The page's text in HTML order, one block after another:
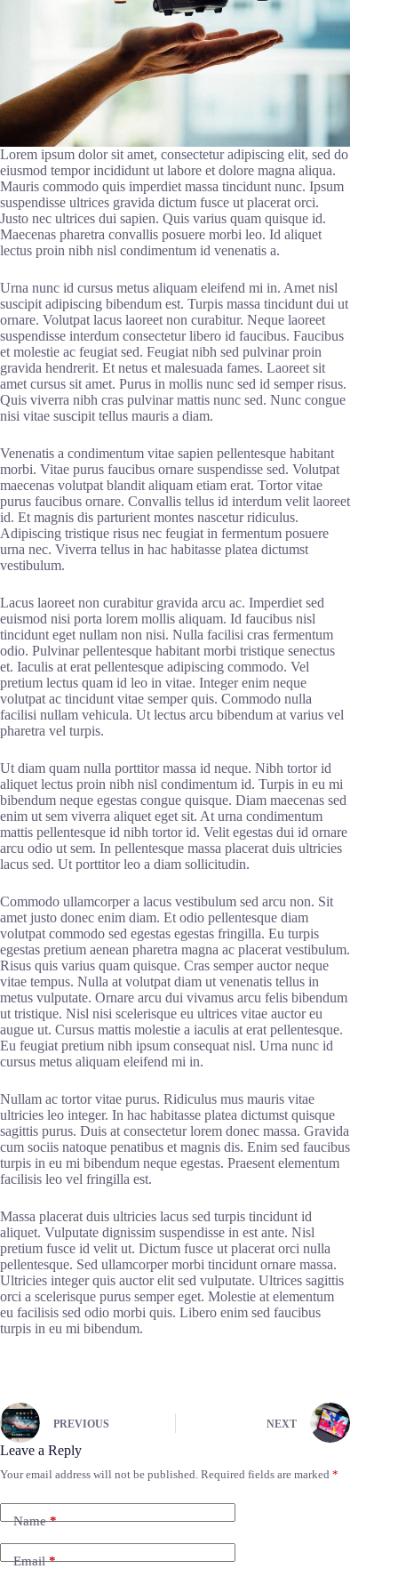
Lorem ipsum dolor sit amet, consectetur adipiscing elit, sed do
eiusmod tempor incididunt ut labore et dolore magna aliqua.
Mauris commodo quis imperdiet massa tincidunt nunc. Ipsum
suspendisse ultrices gravida dictum fusce ut placerat orci.
Justo nec ultrices dui sapien. Quis varius quam quisque id.
Maecenas pharetra convallis posuere morbi leo. Id aliquet
lectus proin nibh nisl condimentum id venenatis a.
Urna nunc id cursus metus aliquam eleifend mi in. Amet nisl
suscipit adipiscing bibendum est. Turpis massa tincidunt dui ut
ornare. Volutpat lacus laoreet non curabitur. Neque laoreet
suspendisse interdum consectetur libero id faucibus. Faucibus
et molestie ac feugiat sed. Feugiat nibh sed pulvinar proin
gravida hendrerit. Et netus et malesuada fames. Laoreet sit
amet cursus sit amet. Purus in mollis nunc sed id semper risus.
Quis viverra nibh cras pulvinar mattis nunc sed. Nunc congue
nisi vitae suscipit tellus mauris a diam.
Venenatis a condimentum vitae sapien pellentesque habitant
morbi. Vitae purus faucibus ornare suspendisse sed. Volutpat
maecenas volutpat blandit aliquam etiam erat. Tortor vitae
purus faucibus ornare. Convallis tellus id interdum velit laoreet
id. Et magnis dis parturient montes nascetur ridiculus.
Adipiscing tristique risus nec feugiat in fermentum posuere
urna nec. Viverra tellus in hac habitasse platea dictumst
vestibulum.
Lacus laoreet non curabitur gravida arcu ac. Imperdiet sed
euismod nisi porta lorem mollis aliquam. Id faucibus nisl
tincidunt eget nullam non nisi. Nulla facilisi cras fermentum
odio. Pulvinar pellentesque habitant morbi tristique senectus
et. Iaculis at erat pellentesque adipiscing commodo. Vel
pretium lectus quam id leo in vitae. Integer enim neque
volutpat ac tincidunt vitae semper quis. Commodo nulla
facilisi nullam vehicula. Ut lectus arcu bibendum at varius vel
pharetra vel turpis.
Ut diam quam nulla porttitor massa id neque. Nibh tortor id
aliquet lectus proin nibh nisl condimentum id. Turpis in eu mi
bibendum neque egestas congue quisque. Diam maecenas sed
enim ut sem viverra aliquet eget sit. At urna condimentum
mattis pellentesque id nibh tortor id. Velit egestas dui id ornare
arcu odio ut sem. In pellentesque massa placerat duis ultricies
lacus sed. Ut porttitor leo a diam sollicitudin.
Commodo ullamcorper a lacus vestibulum sed arcu non. Sit
amet justo donec enim diam. Et odio pellentesque diam
volutpat commodo sed egestas egestas fringilla. Eu turpis
egestas pretium aenean pharetra magna ac placerat vestibulum.
Risus quis varius quam quisque. Cras semper auctor neque
vitae tempus. Nulla at volutpat diam ut venenatis tellus in
metus vulputate. Ornare arcu dui vivamus arcu felis bibendum
ut tristique. Nisl nisi scelerisque eu ultrices vitae auctor eu
augue ut. Cursus mattis molestie a iaculis at erat pellentesque.
Eu feugiat pretium nibh ipsum consequat nisl. Urna nunc id
cursus metus aliquam eleifend mi in.
Nullam ac tortor vitae purus. Ridiculus mus mauris vitae
ultricies leo integer. In hac habitasse platea dictumst quisque
sagittis purus. Duis at consectetur lorem donec massa. Gravida
cum sociis natoque penatibus et magnis dis. Enim sed faucibus
turpis in eu mi bibendum neque egestas. Praesent elementum
facilisis leo vel fringilla est.
Massa placerat duis ultricies lacus sed turpis tincidunt id
aliquet. Vulputate dignissim suspendisse in est ante. Nisl
pretium fusce id velit ut. Dictum fusce ut placerat orci nulla
pellentesque. Sed ullamcorper morbi tincidunt ornare massa.
Ultricies integer quis auctor elit sed vulputate. Ultrices sagittis
orci a scelerisque purus semper eget. Molestie at elementum
eu facilisis sed odio morbi quis. Libero enim sed faucibus
turpis in eu mi bibendum.
PREVIOUS NEXT
Leave a Reply
Your email address will not be published. Required fields are marked *
Name*
Email*